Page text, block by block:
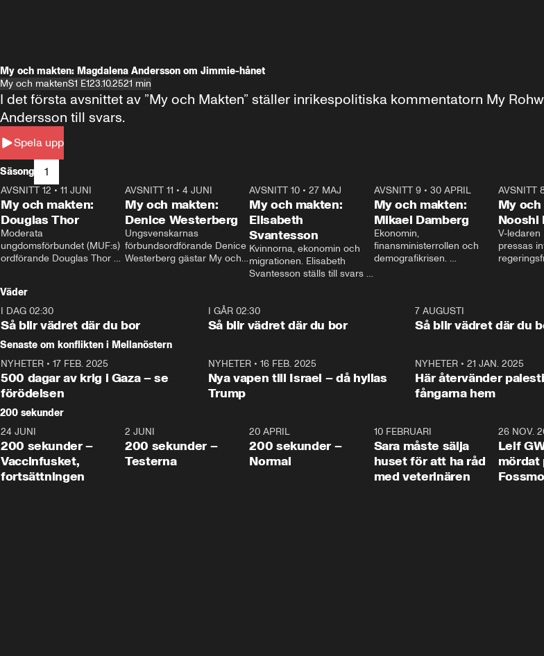
My och makten: Magdalena Andersson om Jimmie-hånet
My och maktenS1 E123.10.2521 min
Spela upp
I det första avsnittet av ”My och Makten” ställer inrikespolitiska kommentatorn My
Andersson till svars.
Säsong 1
26:27
AVSNITT 12 • 11 JUNI
My och makten:
Douglas Thor
Moderata
ungdomsförbundet (MUF:s)
ordförande Douglas Thor
tonårsutvisningarna och hur
Moderaterna ska locka
väljare till valet i höst.
23:40
AVSNITT 11 •4 JUNI
My och makten:
Denice Westerberg
Ungsvenskarnas
förbundsordförande Denice
Westerberg gästar My och
AVSNITT 10 •27 MAJ
My och makten:
Elisabeth
Svantesson
Kvinnorna, ekonomin och
migrationen. Elisabeth
Svantesson ställs till svars
AVSNITT 9• 30 APRIL
My och makten:
Mikael Damberg
Ekonomin,
finansministerrollen och
demografikrisen.
och Makten.
AVSNITT
My
Nooshi
V-ledaren
pressas
– Vi
vara med
Väder
I DAG 02:30
Så blir vädret där du bor
1:06
I GÅR 02:30
Så blir vädret där du bor
7 AUGUSTI
Så blir vädret där du
Senaste om konflikten i Mellanöstern
NYHETER • 17 FEB. 2025
500 dagar av krig i Gaza – se
förödelsen
NYHETER• 16 FEB. 2025
Nya vapen till Israel – då hyllas
Trump
NYHETER •21 JAN. 2025
Här återvänder
fångarna hem
200 sekunder
5:00
24 JUNI
200 sekunder –
Vaccinfusket,
fortsättningen
4:23
2 JUNI
200 sekunder –
Testerna
20 APRIL
200 sekunder –
Normal
10 FEBRUARI
Sara måste sälja
huset för att ha råd
med veterinären
26 NOV.
Leif
mördat